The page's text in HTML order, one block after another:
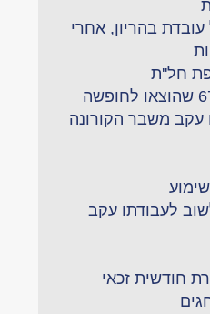
בהריון, אחרי
חל''ת
עובדים מעל גיל 67 שהוצאו לחופשה
עקב משבר הקורונה
לעבודתו עקב
חודשית זכאי